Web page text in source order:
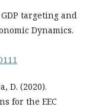
targeting and
Dynamics.
D. (2020).
for the EEC